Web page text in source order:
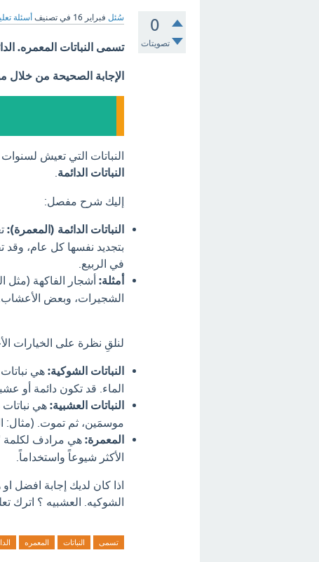
0
تصويتات
سُئل فبراير 16 في تصنيف أسئلة
تسمى النباتات المعمره.
الإجابة الصحيحة من خلال
النباتات التي تعيش
النباتات الدائمة
إليك شرح مفصل:
النباتات الدائمة (المعمرة):
بتجديد نفسها كل عام، وقد
في الربيع.
أمثلة: أشجار الفاكهة (مثل
الشجيرات، وبعض الأعشاب.
لنلقِ نظرة على الخيارات
النباتات الشوكية: هي
الماء. قد تكون دائمة أو
النباتات العشبية: هي
موسمَين، ثم تموت. (مثال:
المعمرة: هي مرادف لكلمة
الأكثر شيوعاً واستخداماً.
اذا كان لديك إجابة افضل
الشوكيه. العشبيه ؟ اترك
تسمى النباتات المعمره